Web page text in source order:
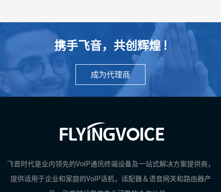
携手飞音，共创辉煌 !
成为代理商
飞音时代是业内领先的VoIP通讯终端设备及一站式解决方案提供商，
提供适用于企业和家庭的VoIP话机，适配器＆语音网关和路由器产